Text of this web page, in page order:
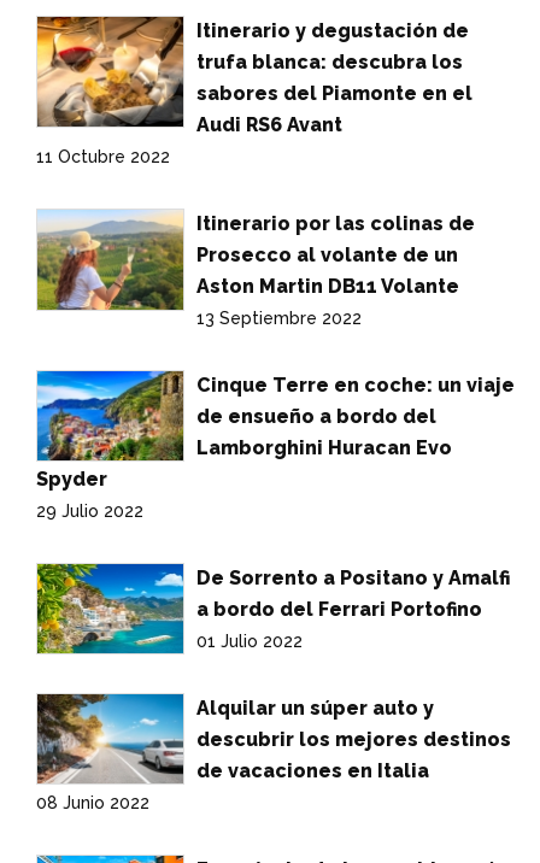
Itinerario y degustación de
trufa blanca: descubra los
sabores del Piamonte en el
Audi RS6 Avant
11 Octubre 2022
Itinerario por las colinas de
Prosecco al volante de un
Aston Martin DB11 Volante
13 Septiembre 2022
Cinque Terre en coche: un viaje
de ensueño a bordo del
Lamborghini Huracan Evo
Spyder
29 Julio 2022
De Sorrento a Positano y Amalfi
a bordo del Ferrari Portofino
01 Julio 2022
Alquilar un súper auto y
descubrir los mejores destinos
de vacaciones en Italia
08 Junio 2022